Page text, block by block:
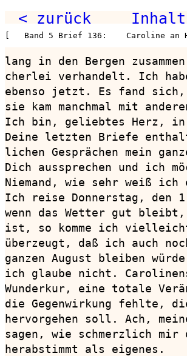
< zurück Inhalt
[   Band 5 Brief 136:    Caroline an
lang in den Bergen
cherlei verhandelt. Ich
ebenso jetzt. Es fand sich,
sie kam manchmal mit
Ich bin, geliebtes Herz, in
Deine letzten Briefe
lichen Gesprächen mein
Dich aussprechen und ich
Niemand, wie sehr weiß
Ich reise Donnerstag, den
wenn das Wetter gut
ist, so komme ich
überzeugt, daß ich auch
ganzen August bleiben
ich glaube nicht.
Wunderkur, eine totale
die Gegenwirkung fehlte,
hervorgehen soll. Ach,
sagen, wie schmerzlich
herabstimmt als eigenes.